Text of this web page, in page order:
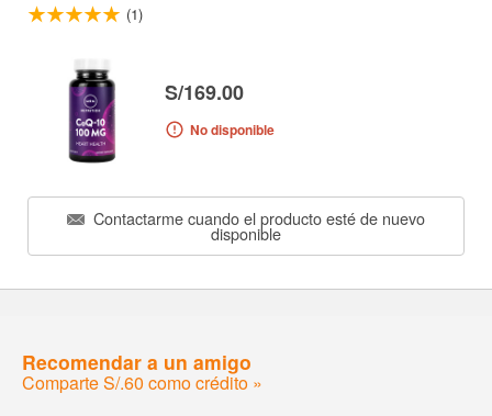
(1)
S/169.00
No disponible
Contactarme cuando el producto esté de nuevo
disponible
Recomendar a un amigo
Comparte S/.60 como crédito »